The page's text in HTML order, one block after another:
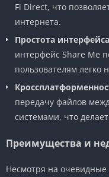
Fi Direct, что
интернета.
Простота
интерфейс Share Me
пользователям легко
передачу файлов
системами, что
Преимущества и
Несмотря на